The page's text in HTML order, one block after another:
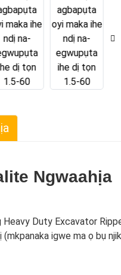
Ngwaahịa
Duty Excavator
igwe ma ọ bụ